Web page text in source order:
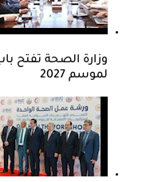
وزارة الصحة تفتح
لموسم 2027